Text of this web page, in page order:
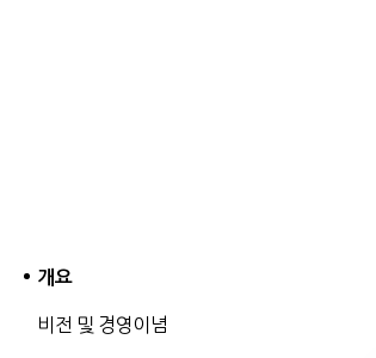
개요
비전 및 경영이념